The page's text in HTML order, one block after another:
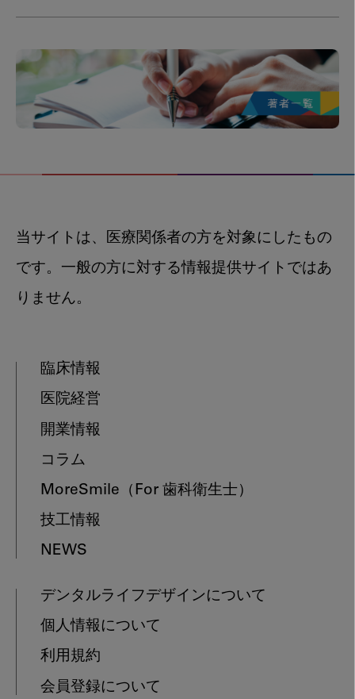
当サイトは、医療関係者の方を対象にしたもの
です。一般の方に対する情報提供サイトではあ
りません。
臨床情報
医院経営
開業情報
コラム
MoreSmile （For 歯科衛生士）
技工情報
NEWS
デンタルライフデザインについて
個人情報について
利用規約
会員登録について